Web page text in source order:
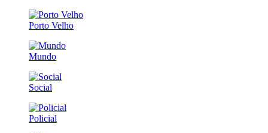
Porto Velho
Mundo
Social
Policial